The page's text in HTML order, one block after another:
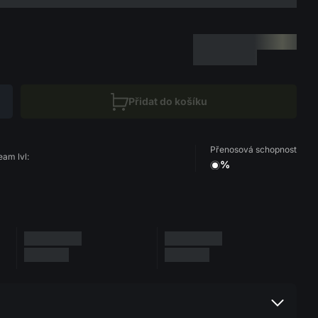
Přidat do košíku
lvl:
Přenosová schopnost
%